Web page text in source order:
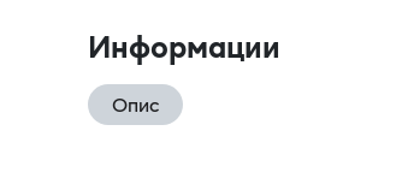
Информации
Опис